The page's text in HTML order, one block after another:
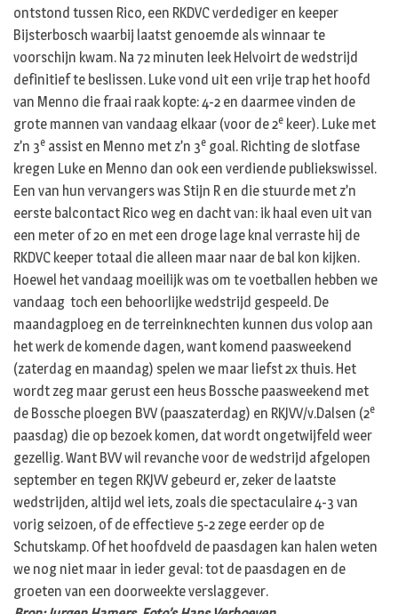
ontstond tussen Rico, een RKDVC verdediger en keeper
Bijsterbosch waarbij laatst genoemde als winnaar te
voorschijn kwam. Na 72 minuten leek Helvoirt de wedstrijd
definitief te beslissen. Luke vond uit een vrije trap het hoofd
van Menno die fraai raak kopte: 4-2 en daarmee vinden de
grote mannen van vandaag elkaar (voor de 2e keer). Luke met
z’n 3e assist en Menno met z’n 3e goal. Richting de slotfase
kregen Luke en Menno dan ook een verdiende publiekswissel.
Een van hun vervangers was Stijn R en die stuurde met z’n
eerste balcontact Rico weg en dacht van: ik haal even uit van
een meter of 20 en met een droge lage knal verraste hij de
RKDVC keeper totaal die alleen maar naar de bal kon kijken.
Hoewel het vandaag moeilijk was om te voetballen hebben we
vandaag toch een behoorlijke wedstrijd gespeeld. De
maandagploeg en de terreinknechten kunnen dus volop aan
het werk de komende dagen, want komend paasweekend
(zaterdag en maandag) spelen we maar liefst 2x thuis. Het
wordt zeg maar gerust een heus Bossche paasweekend met
de Bossche ploegen BVV (paaszaterdag) en RKJVV/v.Dalsen (2e
paasdag) die op bezoek komen, dat wordt ongetwijfeld weer
gezellig. Want BVV wil revanche voor de wedstrijd afgelopen
september en tegen RKJVV gebeurd er, zeker de laatste
wedstrijden, altijd wel iets, zoals die spectaculaire 4-3 van
vorig seizoen, of de effectieve 5-2 zege eerder op de
Schutskamp. Of het hoofdveld de paasdagen kan halen weten
we nog niet maar in ieder geval: tot de paasdagen en de
groeten van een doorweekte verslaggever.